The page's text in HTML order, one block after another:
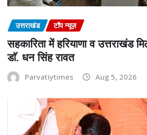
उत्तराखंड टॉप न्यूज़
सहकारिता में हरियाणा व उत्तराखंड
डाॅ. धन सिंह रावत
Parvatiytimes Aug 5, 2026